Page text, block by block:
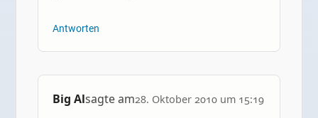
Antworten
Big Alsagte am28. Oktober 2010 um 15:19